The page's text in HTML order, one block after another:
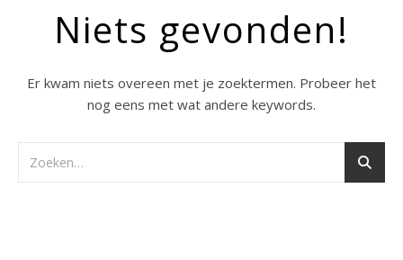
Niets gevonden!
Er kwam niets overeen met je zoektermen. Probeer het
nog eens met wat andere keywords.